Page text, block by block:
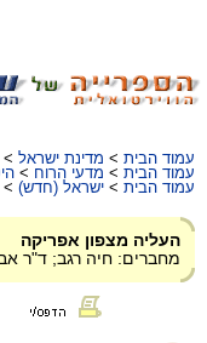
עמוד הבית > מדינת ישראל >
עמוד הבית > מדעי הרוח >
עמוד הבית > ישראל (חדש) >
העליה מצפון אפריקה
מחברים: חיה רגב; ד"ר